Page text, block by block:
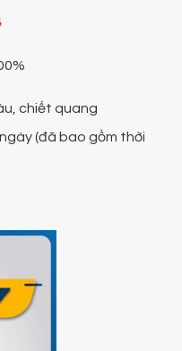
chiết quang
(đã bao gồm thời